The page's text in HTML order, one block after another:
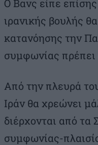
Ο Βανς είπε
ιρανικής βουλής
κατανόησης την
συμφωνίας πρέπει
Από την πλευρά
Ιράν θα χρεώνει
διέρχονται από τα
συμφωνίας-